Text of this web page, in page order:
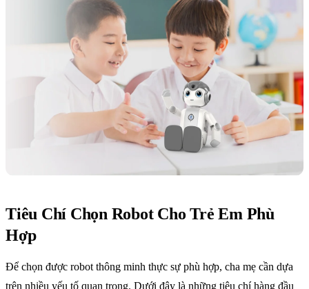
Tiêu Chí Chọn Robot Cho Trẻ Em Phù
Hợp
Để chọn được robot thông minh thực sự phù hợp, cha mẹ cần dựa
trên nhiều yếu tố quan trọng. Dưới đây là những tiêu chí hàng đầu